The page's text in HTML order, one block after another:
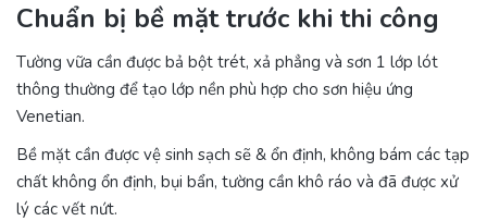
Chuẩn bị bề mặt trước khi thi công
Tường vữa cần được bả bột trét, xả phẳng và sơn 1 lớp lót
thông thường để tạo lớp nền phù hợp cho sơn hiệu ứng
Venetian.
Bề mặt cần được vệ sinh sạch sẽ & ổn định, không bám các tạp
chất không ổn định, bụi bẩn, tường cần khô ráo và đã được xử
lý các vết nứt.